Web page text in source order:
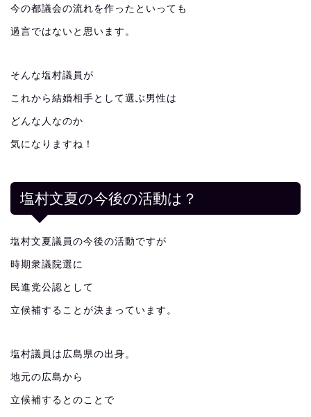
今の都議会の流れを作ったといっても
過言ではないと思います。
そんな塩村議員が
これから結婚相手として選ぶ男性は
どんな人なのか
気になりますね！
塩村文夏の今後の活動は？
塩村文夏議員の今後の活動ですが
時期衆議院選に
民進党公認として
立候補することが決まっています。
塩村議員は広島県の出身。
地元の広島から
立候補するとのことで